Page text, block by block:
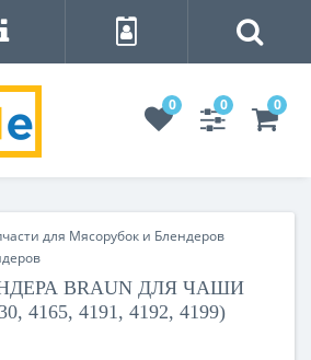
0 0 0
для Мясорубок и Блендеров
BRAUN ДЛЯ ЧАШИ
4165, 4191, 4192, 4199)